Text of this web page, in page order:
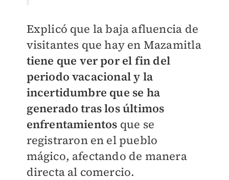
Explicó que la baja afluencia de
visitantes que hay en Mazamitla
tiene que ver por el fin del
periodo vacacional y la
incertidumbre que se ha
generado tras los últimos
enfrentamientos que se
registraron en el pueblo
mágico, afectando de manera
directa al comercio.